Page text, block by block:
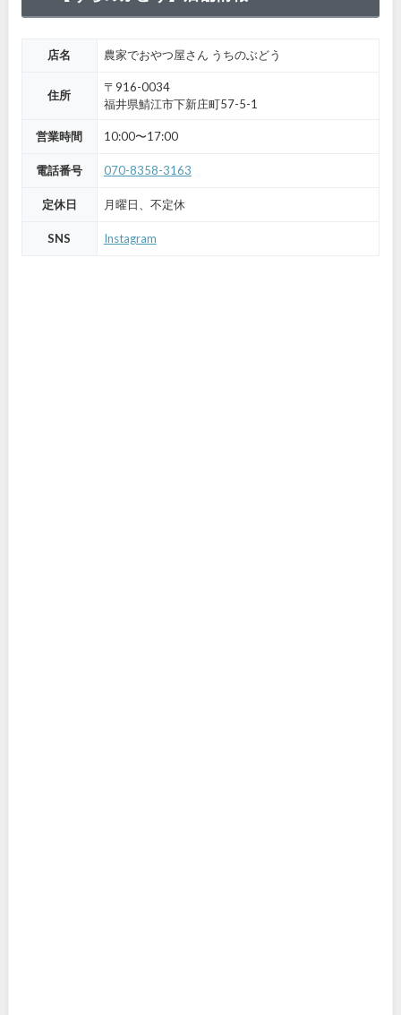
店名 農家でおやつ屋さん うちのぶどう
住所
〒916-0034
福井県鯖江市下新庄町57-5-1
営業時間 10:00〜17:00
電話番号 070-8358-3163
定休日 月曜日、不定休
SNS Instagram